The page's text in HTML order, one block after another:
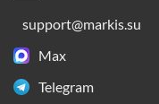
support@markis.su
Max
Telegram